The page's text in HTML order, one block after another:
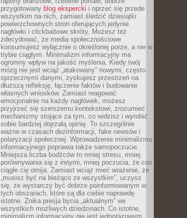
przygotowany blog ekspercki i oprzeć się przede
wszystkim na nich, zamiast śledzić dziesiątki
powierzchownych stron oferujących jedynie
nagłówki i clickbaitowe skróty. Możesz też
zdecydować, że media społecznościowe
konsumujesz wyłącznie o określonej porze, a nie w
trybie ciągłym. Minimalizm informacyjny ma
ogromny wpływ na jakość myślenia. Kiedy twój
mózg nie jest wciąż „atakowany” nowymi, często
sprzecznymi danymi, zyskujesz przestrzeń na
dłuższą refleksję, łączenie faktów i budowanie
własnych wniosków. Zamiast reagować
emocjonalnie na każdy nagłówek, możesz
przyjrzeć się szerszemu kontekstowi, zrozumieć
mechanizmy stojące za tym, co widzisz i wyrobić
sobie bardziej dojrzałą opinię. To szczególnie
ważne w czasach dezinformacji, fake newsów i
polaryzacji społecznej. Wprowadzenie minimalizmu
informacyjnego poprawia także samopoczucie.
Mniejsza liczba bodźców to mniej stresu, mniej
porównywania się z innymi, mniej poczucia, że coś
ciągle cię omija. Zamiast wciąż mieć wrażenie, że
„musisz być na bieżąco ze wszystkim”, uczysz
się, że wystarczy być dobrze poinformowanym w
tych obszarach, które są dla ciebie naprawdę
istotne. Znika presja bycia „aktualnym” we
wszystkich możliwych dziedzinach. Co istotne,
minimalizm informacyjny nie jest jednorazowym